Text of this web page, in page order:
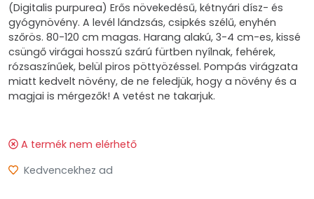
(Digitalis purpurea) Erős növekedésű, kétnyári dísz- és
gyógynövény. A levél lándzsás, csipkés szélű, enyhén
szőrös. 80-120 cm magas. Harang alakú, 3-4 cm-es, kissé
csüngő virágai hosszú szárú fürtben nyílnak, fehérek,
rózsaszínűek, belül piros pöttyözéssel. Pompás virágzata
miatt kedvelt növény, de ne feledjük, hogy a növény és a
magjai is mérgezők! A vetést ne takarjuk.
A termék nem elérhető
Kedvencekhez ad